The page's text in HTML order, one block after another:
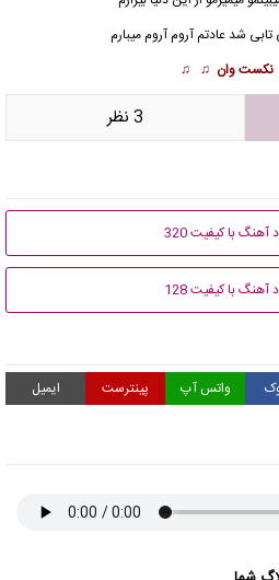
شد عادتم آروم آروم میبارم
نکست وان ♫ ♫
3 نظر
آهنگ با کیفیت 320
آهنگ با کیفیت 128
واتس آپ پینترست ایمیل